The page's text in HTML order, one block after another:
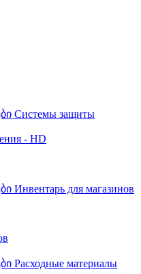
Cистемы защиты
- HD
Инвентарь для магазинов
Расходные материалы